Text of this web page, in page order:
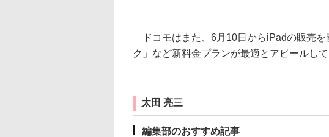
ドコモはまた、6月10日からiPadの販売を
ク」など新料金プランが最適とアピールして
太田 亮三
編集部のおすすめ記事